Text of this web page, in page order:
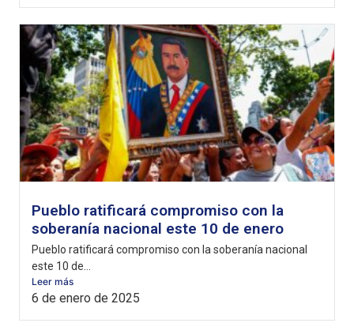
Pueblo ratificará compromiso con la
soberanía nacional este 10 de enero
Pueblo ratificará compromiso con la soberanía nacional
este 10 de...
Leer más
6 de enero de 2025